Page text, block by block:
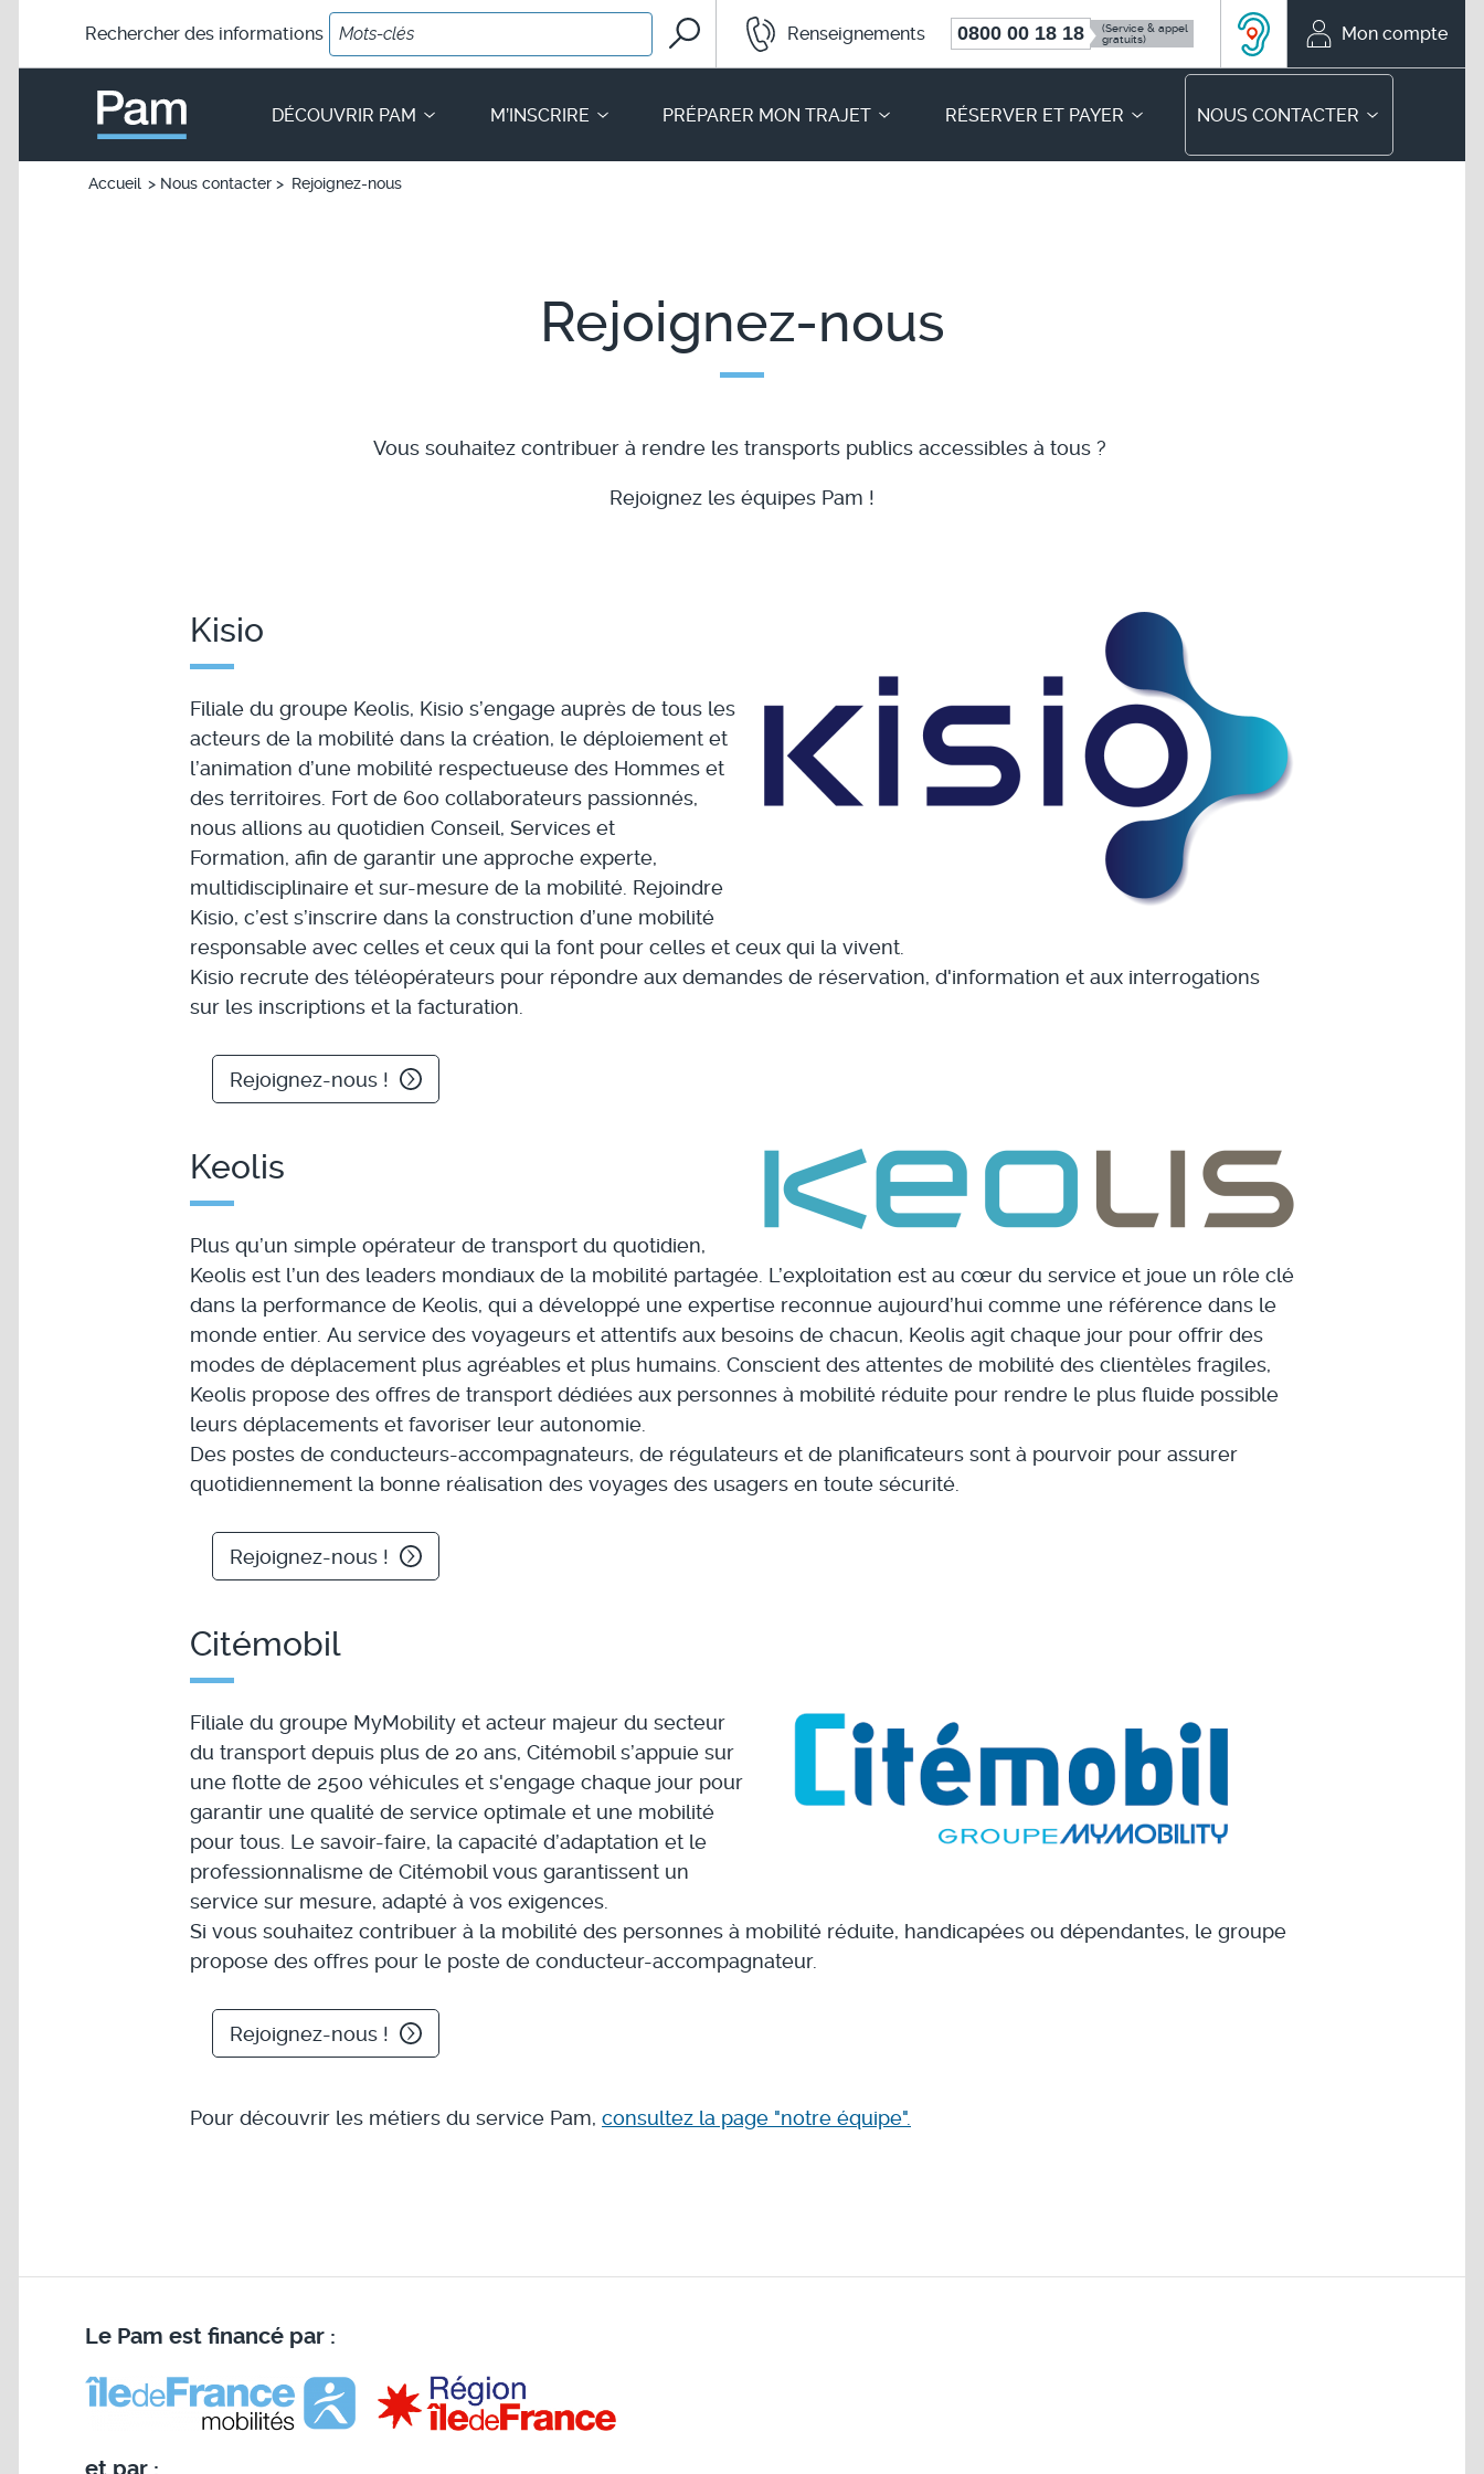
Rechercher des informations Rechercher
Renseignements 0800 00 18 18
(Service & appel
gratuits)
ACCEO, solution
Mon compte
Mon compte
PAM - un service Île-de-France Mobilités
DÉCOUVRIR PAM M’INSCRIRE PRÉPARER MON TRAJET RÉSERVER ET PAYER NOUS CONTACTER
Fil d'Ariane
Accueil Nous contacter Rejoignez-nous
Rejoignez-nous
Vous souhaitez contribuer à rendre les transports publics accessibles à tous ?
Rejoignez les équipes Pam !
Kisio
Filiale du groupe Keolis, Kisio s’engage auprès de tous les
acteurs de la mobilité dans la création, le déploiement et
l’animation d’une mobilité respectueuse des Hommes et
des territoires. Fort de 600 collaborateurs passionnés,
nous allions au quotidien Conseil, Services et
Formation, afin de garantir une approche experte,
multidisciplinaire et sur-mesure de la mobilité. Rejoindre
Kisio, c’est s’inscrire dans la construction d’une mobilité
responsable avec celles et ceux qui la font pour celles et ceux qui la vivent.
Kisio recrute des téléopérateurs pour répondre aux demandes de réservation, d'information et aux interrogations
sur les inscriptions et la facturation.
Rejoignez-nous !
Keolis
Plus qu’un simple opérateur de transport du quotidien,
Keolis est l’un des leaders mondiaux de la mobilité partagée. L’exploitation est au cœur du service et joue un rôle clé
dans la performance de Keolis, qui a développé une expertise reconnue aujourd’hui comme une référence dans le
monde entier. Au service des voyageurs et attentifs aux besoins de chacun, Keolis agit chaque jour pour offrir des
modes de déplacement plus agréables et plus humains. Conscient des attentes de mobilité des clientèles fragiles,
Keolis propose des offres de transport dédiées aux personnes à mobilité réduite pour rendre le plus fluide possible
leurs déplacements et favoriser leur autonomie.
Des postes de conducteurs-accompagnateurs, de régulateurs et de planificateurs sont à pourvoir pour assurer
quotidiennement la bonne réalisation des voyages des usagers en toute sécurité.
Rejoignez-nous !
Citémobil
Filiale du groupe MyMobility et acteur majeur du secteur
du transport depuis plus de 20 ans, Citémobil s’appuie sur
une flotte de 2500 véhicules et s'engage chaque jour pour
garantir une qualité de service optimale et une mobilité
pour tous. Le savoir-faire, la capacité d’adaptation et le
professionnalisme de Citémobil vous garantissent un
service sur mesure, adapté à vos exigences.
Si vous souhaitez contribuer à la mobilité des personnes à mobilité réduite, handicapées ou dépendantes, le groupe
propose des offres pour le poste de conducteur-accompagnateur.
Rejoignez-nous !
Pour découvrir les métiers du service Pam, consultez la page "notre équipe".
Le Pam est financé par :